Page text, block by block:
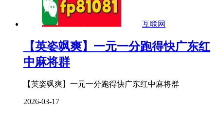
互联网
【英姿飒爽】一元一分跑得快广东红
中麻将群
【英姿飒爽】一元一分跑得快广东红中麻将群
2026-03-17